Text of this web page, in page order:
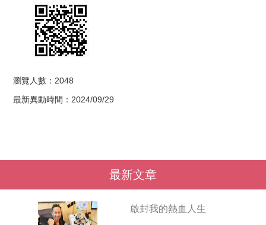
瀏覽人數：2048
最新異動時間：2024/09/29
最新文章
啟封我的熱血人生